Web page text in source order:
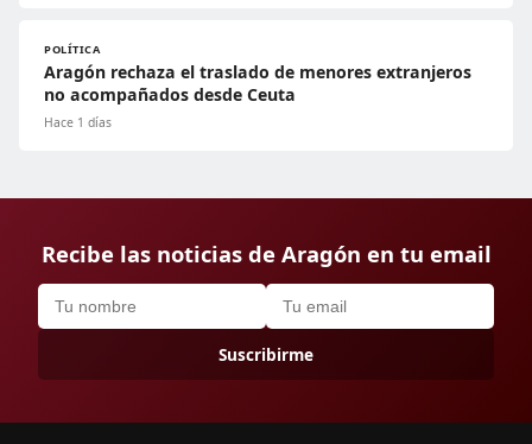
POLÍTICA
Aragón rechaza el traslado de menores extranjeros
no acompañados desde Ceuta
Hace 1 días
Recibe las noticias de Aragón en tu email
Suscribirme